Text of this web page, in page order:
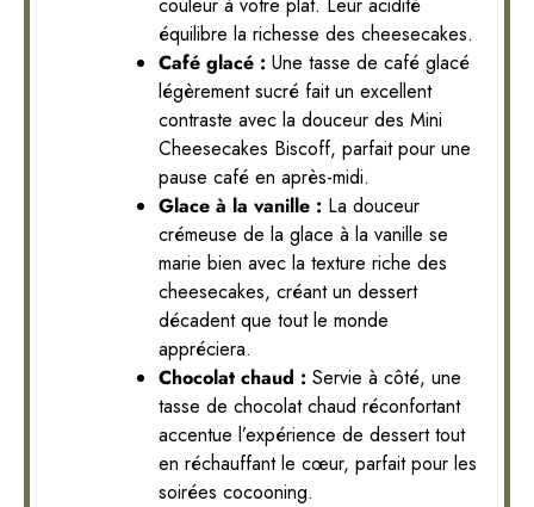
équilibre la richesse des cheesecakes.
Café glacé : Une tasse de café glacé
légèrement sucré fait un excellent
contraste avec la douceur des Mini
Cheesecakes Biscoff, parfait pour une
pause café en après-midi.
Glace à la vanille : La douceur
crémeuse de la glace à la vanille se
marie bien avec la texture riche des
cheesecakes, créant un dessert
décadent que tout le monde
appréciera.
Chocolat chaud : Servie à côté, une
tasse de chocolat chaud réconfortant
accentue l’expérience de dessert tout
en réchauffant le cœur, parfait pour les
soirées cocooning.